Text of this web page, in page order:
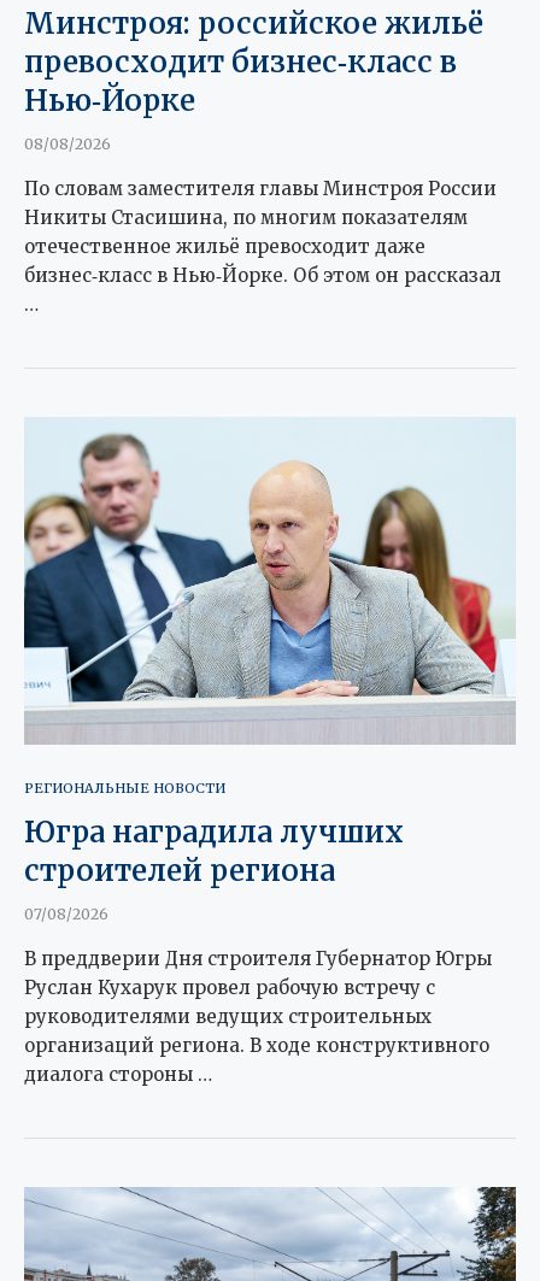
Минстроя: российское жильё
превосходит бизнес‑класс в
Нью‑Йорке
08/08/2026
По словам заместителя главы Минстроя России
Никиты Стасишина, по многим показателям
отечественное жильё превосходит даже
бизнес‑класс в Нью‑Йорке. Об этом он рассказал
…
РЕГИОНАЛЬНЫЕ НОВОСТИ
Югра наградила лучших
строителей региона
07/08/2026
В преддверии Дня строителя Губернатор Югры
Руслан Кухарук провел рабочую встречу с
руководителями ведущих строительных
организаций региона. В ходе конструктивного
диалога стороны …